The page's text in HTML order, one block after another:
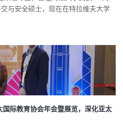
与安全硕士，现在在特拉维夫大学
际教育协会年会暨展览，深化亚太